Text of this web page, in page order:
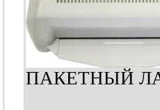
ПАКЕТНЫЙ